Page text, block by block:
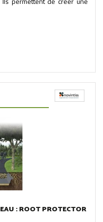
: ROOT PROTECTOR